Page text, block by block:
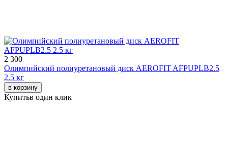
2 300
Олимпийский полиуретановый диск AEROFIT AFPUPLB2.5
2.5 кг
в корзину
Купитьв один клик